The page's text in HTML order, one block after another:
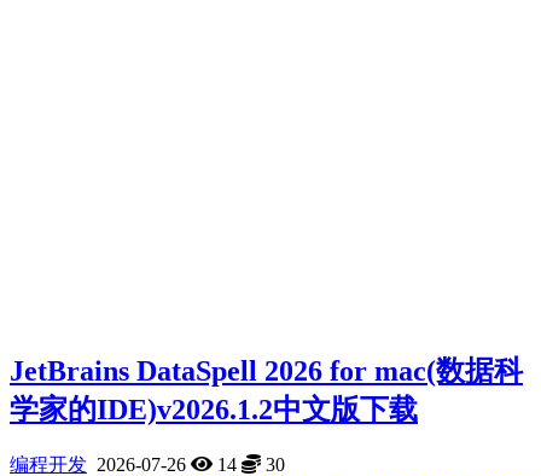
JetBrains DataSpell 2026 for mac(数据科
学家的IDE)v2026.1.2中文版下载
编程开发 2026-07-26 14 30